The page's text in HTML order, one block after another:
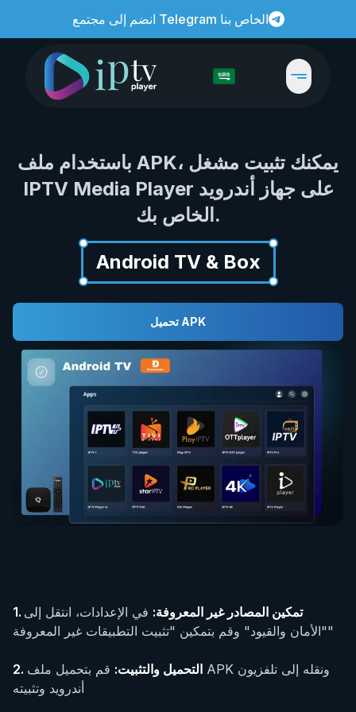
انضم إلى مجتمع Telegram الخاص بنا
باستخدام ملف APK، يمكنك تثبيت مشغل
IPTV Media Player على جهاز أندرويد
الخاص بك.
Android TV & Box
تحميل APK
1. تمكين المصادر غير المعروفة: في الإعدادات، انتقل إلى
"الأمان والقيود" وقم بتمكين "تثبيت التطبيقات غير المعروفة"
2. التحميل والتثبيت: قم بتحميل ملف APK ونقله إلى تلفزيون
أندرويد وتثبيته